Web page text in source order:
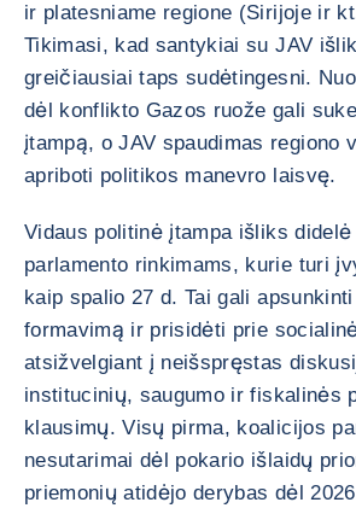
ir platesniame regione (Sirijoje ir
Tikimasi, kad santykiai su JAV
greičiausiai taps sudėtingesni.
dėl konflikto Gazos ruože gali
įtampą, o JAV spaudimas regiono
apriboti politikos manevro laisvę.
Vidaus politinė įtampa išliks
parlamento rinkimams, kurie turi
kaip spalio 27 d. Tai gali
formavimą ir prisidėti prie
atsižvelgiant į neišspręstas
institucinių, saugumo ir fiskalinės
klausimų. Visų pirma, koalicijos
nesutarimai dėl pokario išlaidų
priemonių atidėjo derybas dėl